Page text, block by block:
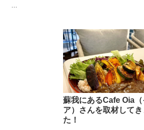
蘇我にあるCafe Oia（
ア）さんを取材してき
た！